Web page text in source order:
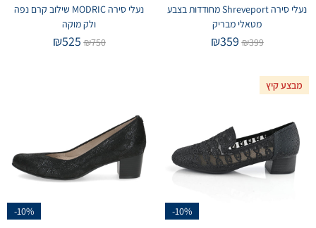
נעלי סירה Shreveport מחודדות בצבע
מטאלי מבריק
₪399
₪359
נעלי סירה MODRIC שילוב קרם נפה
ולק מוקה
₪750
₪525
מבצע קיץ
-10%
-10%